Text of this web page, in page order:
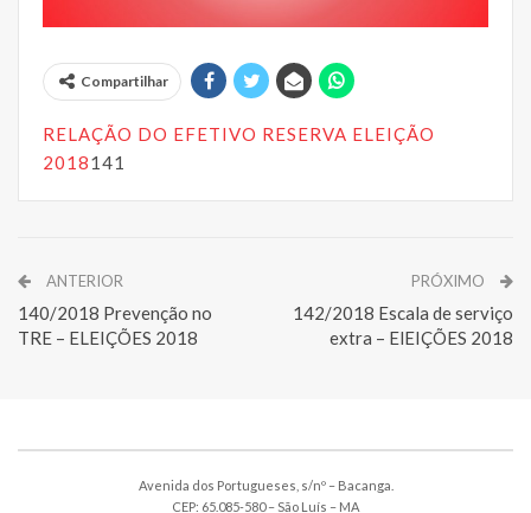
Compartilhar
RELAÇÃO DO EFETIVO RESERVA ELEIÇÃO
2018141
ANTERIOR
140/2018 Prevenção no
TRE – ELEIÇÕES 2018
PRÓXIMO
142/2018 Escala de serviço
extra – ElEIÇÕES 2018
Avenida dos Portugueses, s/nº – Bacanga.
CEP: 65.085-580 – São Luís – MA